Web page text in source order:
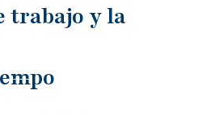
trabajo y la